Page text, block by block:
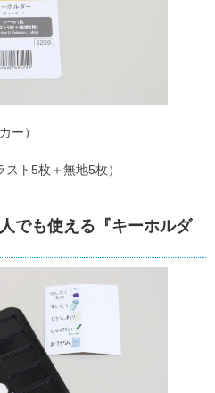
ー）
ト5枚＋無地5枚）
でも使える『キーホルダ